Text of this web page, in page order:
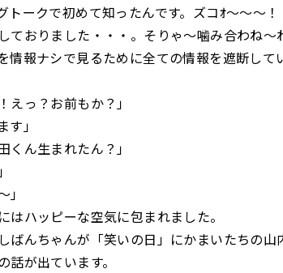
トークで初めて知ったんです。ズコｵ〜〜〜！
ておりました・・・。そりゃ〜噛み合わね〜
情報ナシで見るために全ての情報を遮断して
っ？お前もか？」
」
ん生まれたん？」
はハッピーな空気に包まれました。
ばんちゃんが「笑いの日」にかまいたちの山
が出ています。